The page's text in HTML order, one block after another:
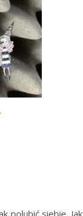
polubić siebie. Jak